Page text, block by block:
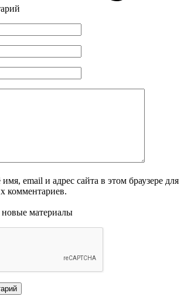
email и адрес сайта в этом браузере для
комментариев.
новые материалы